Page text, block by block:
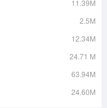
11.39M
2.5M
12.34M
24.71 M
63.94M
24.60M